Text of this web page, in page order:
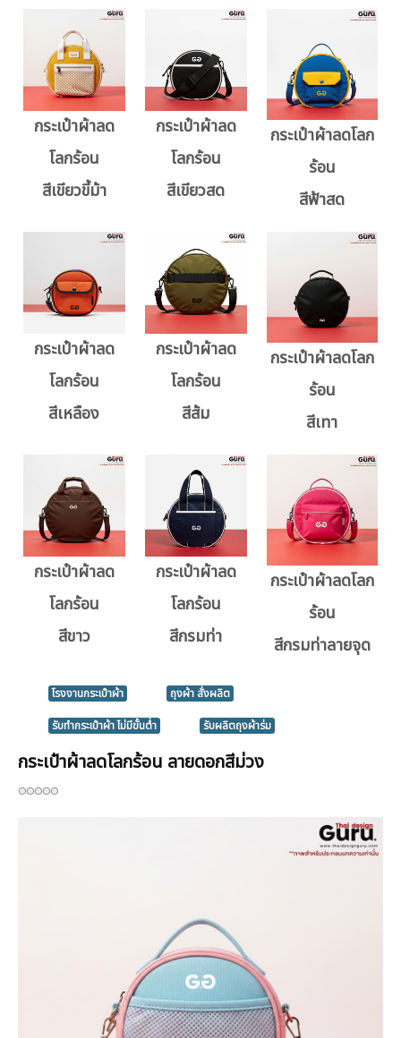
กระเป๋าผ้าลด
โลกร้อน
สีเขียวขี้ม้า
กระเป๋าผ้าลด
โลกร้อน
สีเขียวสด
กระเป๋าผ้าลดโลก
ร้อน
สีฟ้าสด
กระเป๋าผ้าลด
โลกร้อน
สีเหลือง
กระเป๋าผ้าลด
โลกร้อน
สีส้ม
กระเป๋าผ้าลดโลก
ร้อน
สีเทา
กระเป๋าผ้าลด
โลกร้อน
สีขาว
กระเป๋าผ้าลด
โลกร้อน
สีกรมท่า
กระเป๋าผ้าลดโลก
ร้อน
สีกรมท่าลายจุด
โรงงานกระเป๋าผ้า
ถุงผ้า สั่งผลิต
รับทํากระเป๋าผ้า ไม่มีขั้นต่ำ
รับผลิตถุงผ้าร่ม
กระเป๋าผ้าลดโลกร้อน ลายดอกสีม่วง